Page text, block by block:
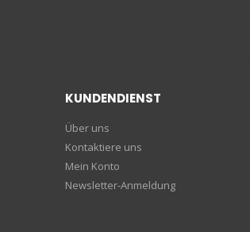
KUNDENDIENST
Über uns
Kontaktiere uns
Mein Konto
Newsletter-Anmeldung